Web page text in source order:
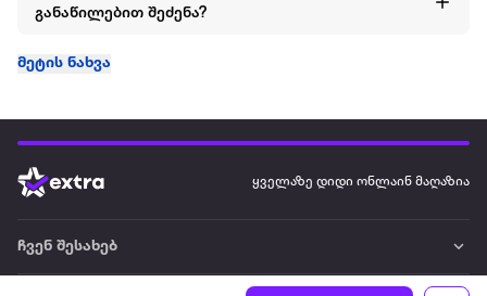
განაწილებით შეძენა?
მეტის ნახვა
ყველაზე დიდი ონლაინ მაღაზია
ჩვენ შესახებ